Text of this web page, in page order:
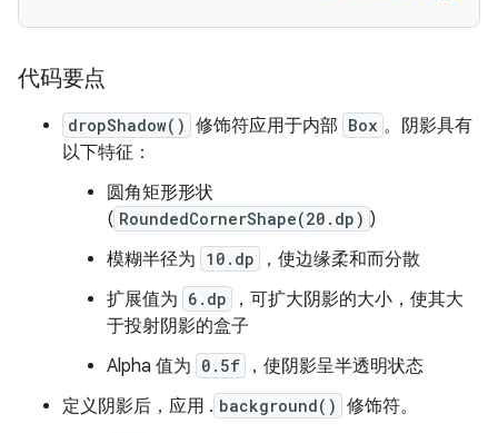
代码要点
dropShadow() 修饰符应用于内部 Box 。阴影具有
以下特征：
圆角矩形形状
( RoundedCornerShape(20.dp) )
模糊半径为 10.dp
，使边缘柔和而分散
扩展值为 6.dp
，可扩大阴影的大小，使其大
于投射阴影的盒子
Alpha 值为 0.5f
，使阴影呈半透明状态
定义阴影后，应用 . background() 修饰符。